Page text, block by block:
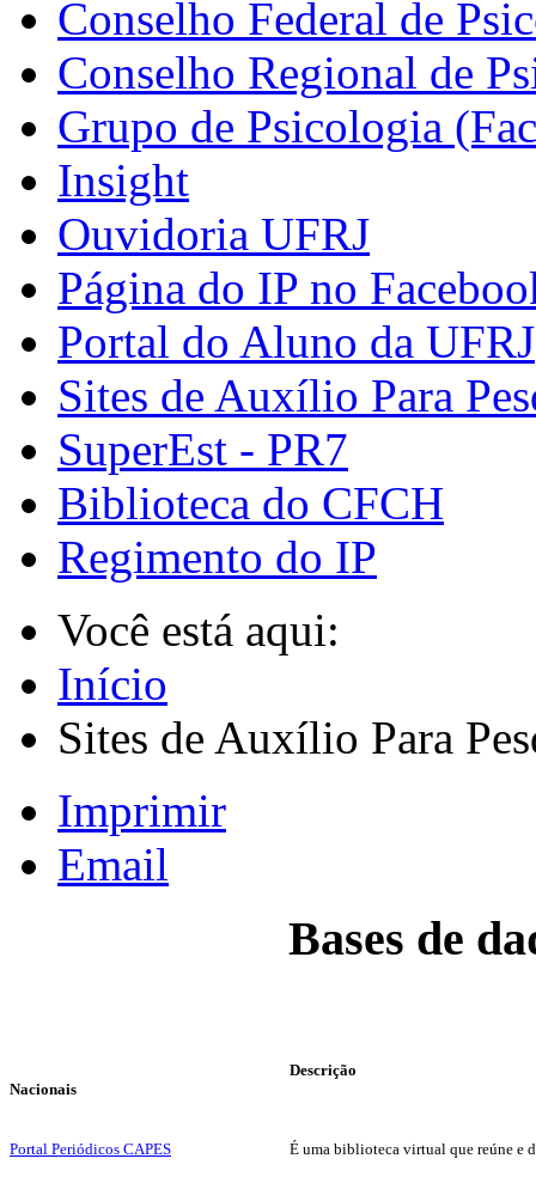
Conselho Federal de
Conselho Regional de
Grupo de Psicologia
Insight
Ouvidoria UFRJ
Página do IP no
Portal do Aluno da UFRJ
Sites de Auxílio Para
SuperEst - PR7
Biblioteca do CFCH
Regimento do IP
Você está aqui:
Início
Sites de Auxílio Para
Imprimir
Email
Bases de
Nacionais
Descrição
Portal Periódicos CAPES É uma biblioteca virtual que reúne e